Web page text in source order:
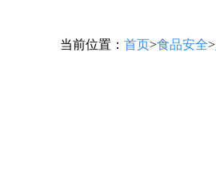
当前位置： 首页>食品安全>